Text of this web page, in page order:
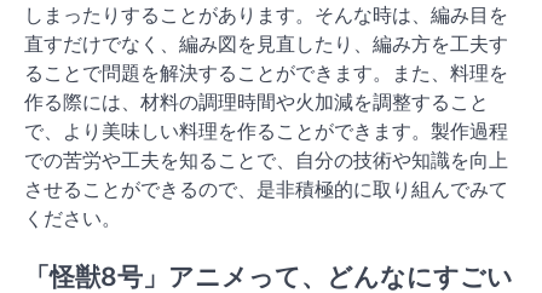
しまったりすることがあります。そんな時は、編み目を
直すだけでなく、編み図を見直したり、編み方を工夫す
ることで問題を解決することができます。また、料理を
作る際には、材料の調理時間や火加減を調整すること
で、より美味しい料理を作ることができます。製作過程
での苦労や工夫を知ることで、自分の技術や知識を向上
させることができるので、是非積極的に取り組んでみて
ください。
「怪獣8号」アニメって、どんなにすごい